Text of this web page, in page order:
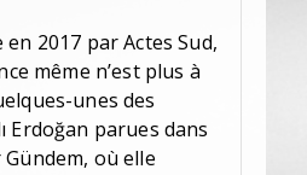
en 2017 par Actes Sud,
même n’est plus à
unes des
Erdoğan parues dans
où elle